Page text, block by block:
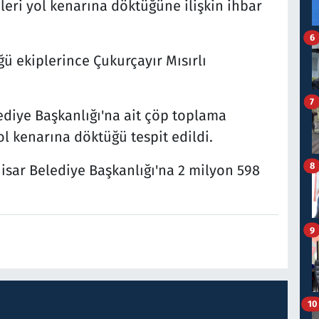
yol kenarına döktüğüne ilişkin ihbar
ekiplerince Çukurçayır Mısırlı
Başkanlığı'na ait çöp toplama
kenarına döktüğü tespit edildi.
Belediye Başkanlığı'na 2 milyon 598
6
7
8
9
10